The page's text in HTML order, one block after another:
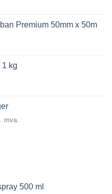
kr14,520.00
Premium 50mm x 50m
1 kg
mva.
500 ml